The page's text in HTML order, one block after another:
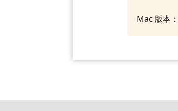
Mac 版本：